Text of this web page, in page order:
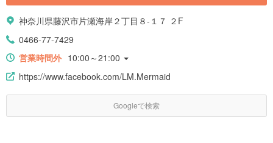
神奈川県藤沢市片瀬海岸２丁目８-１７ ２F
0466-77-7429
営業時間外 10:00～21:00
https://www.facebook.com/LM.Mermaid
Googleで検索